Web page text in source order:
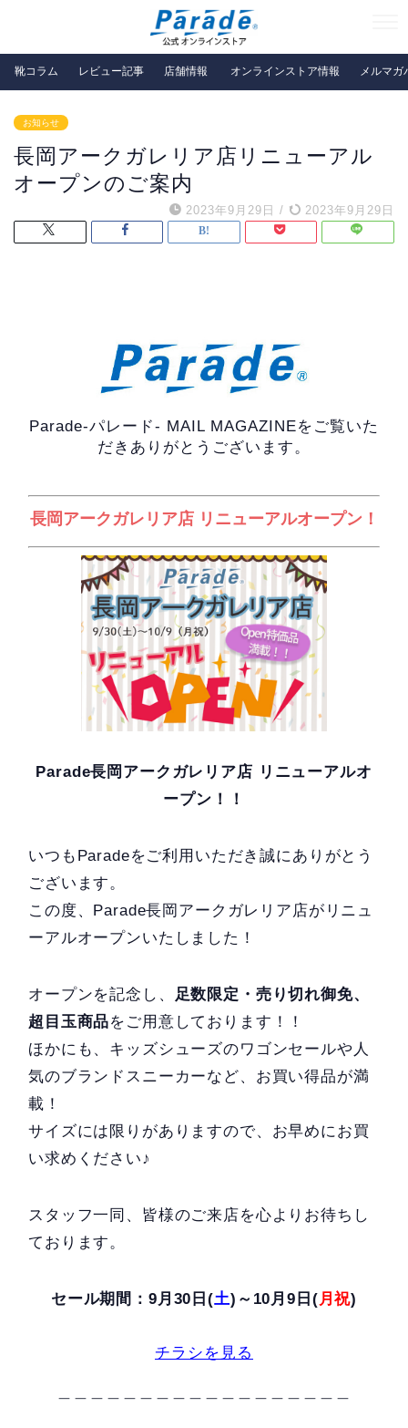
靴コラム レビュー記事 店舗情報 オンラインストア情報 メルマガ
お知らせ
長岡アークガレリア店リニューアル
オープンのご案内
2023年9月29日 / 2023年9月29日
Parade-パレード- MAIL MAGAZINEをご覧いた
だきありがとうございます。
長岡アークガレリア店 リニューアルオープン！
Parade長岡アークガレリア店 リニューアルオ
ープン！！
いつもParadeをご利用いただき誠にありがとう
ございます。
この度、Parade長岡アークガレリア店がリニュ
ーアルオープンいたしました！
オープンを記念し、 足数限定・売り切れ御免、
超目玉商品をご用意しております！！
ほかにも、キッズシューズのワゴンセールや人
気のブランドスニーカーなど、お買い得品が満
載！
サイズには限りがありますので、お早めにお買
い求めください♪
スタッフ一同、皆様のご来店を心よりお待ちし
ております。
セール期間：9月30日(土)～10月9日(月祝)
チラシを見る